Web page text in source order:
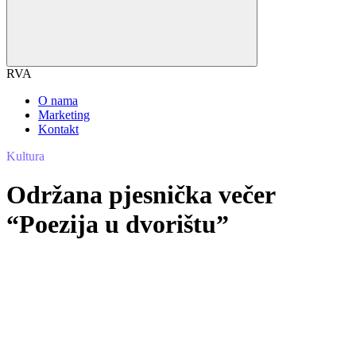
RVA
O nama
Marketing
Kontakt
Kultura
Održana pjesnička večer
“Poezija u dvorištu”